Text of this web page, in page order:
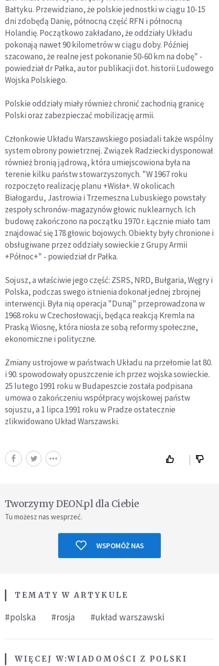
Bałtyku. Przewidziano, że polskie jednostki w ciągu 10-15
dni zdobędą Danię, północną część RFN i północną
Holandię. Początkowo zakładano, że oddziały Układu
pokonają nawet 90 kilometrów w ciągu doby. Później
szacowano, że realne jest pokonanie 50-60 km na dobę" -
powiedział dr Pałka, autor publikacji dot. historii Ludowego
Wojska Polskiego.
Polskie oddziały miały również chronić zachodnią granicę
Polski oraz zabezpieczać mobilizację armii.
Członkowie Układu Warszawskiego posiadali także wspólny
system obrony powietrznej. Związek Radziecki dysponował
również bronią jądrową, która umiejscowiona była na
terenie kilku państw stowarzyszonych. "W 1967 roku
rozpoczęto realizację planu +Wisła+. W okolicach
Białogardu, Jastrowia i Trzemeszna Lubuskiego powstały
zespoły schronów-magazynów głowic nuklearnych. Ich
budowę zakończono na początku 1970 r. Łącznie miało tam
znajdować się 178 głowic bojowych. Obiekty były chronione i
obsługiwane przez oddziały sowieckie z Grupy Armii
+Północ+" - powiedział dr Pałka.
Sojusz, a właściwie jego część: ZSRS, NRD, Bułgaria, Węgry i
Polska, podczas swego istnienia dokonał jednej zbrojnej
interwencji. Była nią operacja "Dunaj" przeprowadzona w
1968 roku w Czechosłowacji, będąca reakcją Kremla na
Praską Wiosnę, która niosła ze sobą reformy społeczne,
ekonomiczne i polityczne.
Zmiany ustrojowe w państwach Układu na przełomie lat 80.
i 90. spowodowały opuszczenie ich przez wojska sowieckie.
25 lutego 1991 roku w Budapeszcie została podpisana
umowa o zakończeniu współpracy wojskowej państw
sojuszu, a 1 lipca 1991 roku w Pradze ostatecznie
zlikwidowano Układ Warszawski.
Tworzymy DEON.pl dla Ciebie
Tu możesz nas wesprzeć.
WSPOMÓŻ NAS
TEMATY W ARTYKULE
#polska #rosja #układ warszawski
WIĘCEJ W:WIADOMOŚCI Z POLSKI